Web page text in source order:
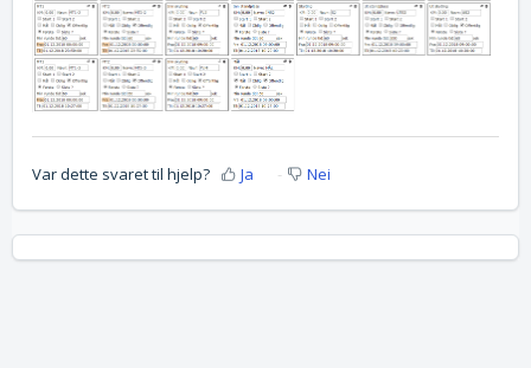
Var dette svaret til hjelp? Ja Nei